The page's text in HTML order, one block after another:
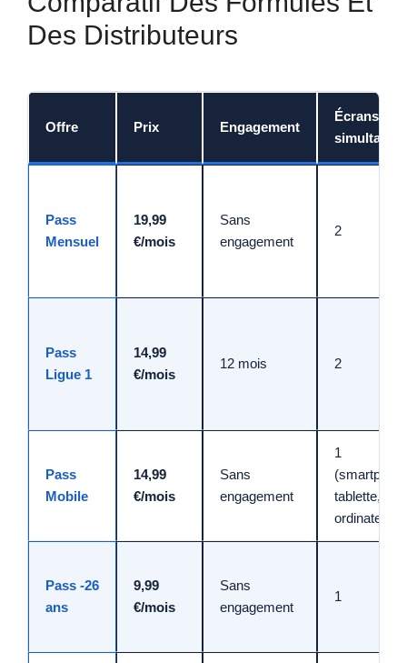
Des Distributeurs
Offre Prix Engagement
Écrans
simultanés
Pass
Mensuel
19,99
€/mois
Sans
engagement
2
Pass
Ligue 1
14,99
€/mois
12 mois 2
Pass
Mobile
14,99
€/mois
Sans
engagement
1
tablette,
ordinateur)
Pass -26
ans
9,99
€/mois
Sans
engagement
1